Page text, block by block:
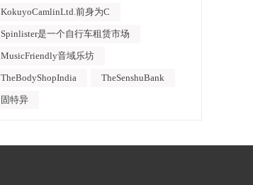
KokuyoCamlinLtd.前身为C
Spinlister是一个自行车租赁市场
MusicFriendly音域乐坊
TheBodyShopIndia TheSenshuBank
固特异